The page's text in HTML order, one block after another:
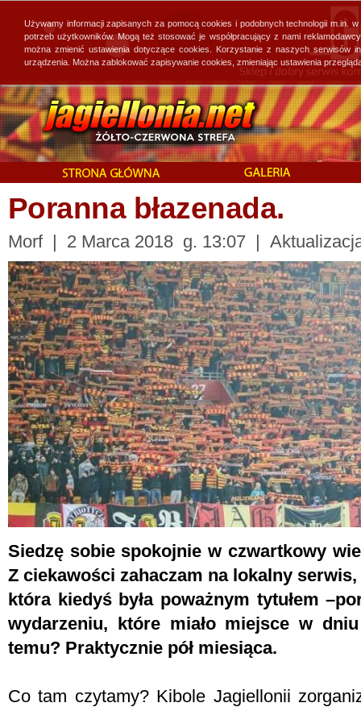
Poranna błazenada.
Morf | 2 Marca 2018 g. 13:07 |
Siedzę sobie spokojnie w czwartkowy
Z ciekawości zahaczam na lokalny
która kiedyś była poważnym tytułem
wydarzeniu, które miało miejsce w
temu? Praktycznie pół miesiąca.
Co tam czytamy? Kibole Jagiellonii
Używamy informacji zapisanych za pomocą cookies i podobnych technologii
potrzeb użytkowników. Mogą też stosować je współpracujący z nami
można zmienić ustawienia dotyczące cookies. Korzystanie z naszych
urządzenia. Można zablokować zapisywanie cookies, zmieniając ustawienia